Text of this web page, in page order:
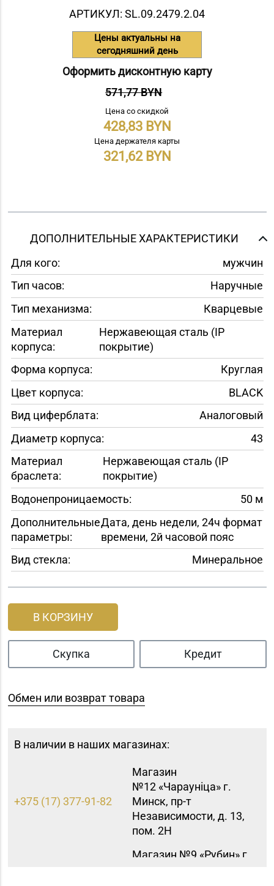
АРТИКУЛ: SL.09.2479.2.04
Цены актуальны на
сегодняшний день
Оформить дисконтную карту
571,77 BYN
Цена со скидкой
428,83
Цена держателя карты
321,62
ДОПОЛНИТЕЛЬНЫЕ ХАРАКТЕРИСТИКИ
Для кого:
мужчин
Тип часов:
Наручные
Тип механизма:
Кварцевые
Материал
корпуса:
Нержавеющая сталь (IP
покрытие)
Форма корпуса:
Круглая
Цвет корпуса:
BLACK
Вид циферблата:
Аналоговый
Диаметр корпуса:
43
Материал
браслета:
Нержавеющая сталь (IP
покрытие)
Водонепроницаемость:
50 м
Дополнительные
параметры:
Дата, день недели, 24ч формат
времени, 2й часовой пояс
Вид стекла:
Минеральное
В КОРЗИНУ
Скупка Кредит
Обмен или возврат товара
В наличии в наших магазинах:
+375 (17) 377-91-82
Магазин
№12 «Чараунiца» г.
Минск, пр-т
Независимости, д. 13,
пом. 2Н
Магазин №9 «Рубин» г.